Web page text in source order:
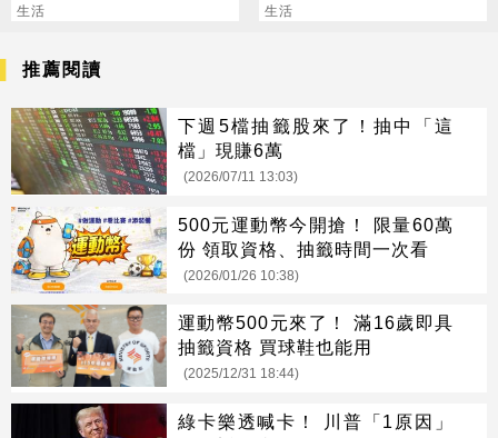
2000萬」
生活
起」？ 網齊勸快逃
生活
推薦閱讀
下週5檔抽籤股來了！抽中「這
檔」現賺6萬
(2026/07/11 13:03)
500元運動幣今開搶！ 限量60萬
份 領取資格、抽籤時間一次看
(2026/01/26 10:38)
運動幣500元來了！ 滿16歲即具
抽籤資格 買球鞋也能用
(2025/12/31 18:44)
綠卡樂透喊卡！ 川普「1原因」